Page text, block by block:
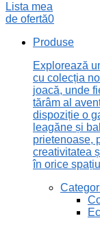
Lista mea
de ofertă0
Produse
Explorează
cu colecția
joacă, unde
tărâm al
dispoziție o
leagăne și
prietenoase,
creativitatea
în orice